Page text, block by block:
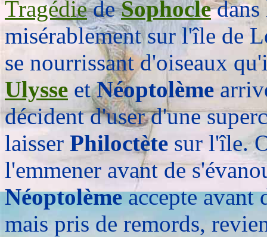
TragédiedeSophocledans
misérablement sur l'île de
se nourrissant d'oiseaux
Ulysse etNéoptolème
décident d'user d'une
laisser Philoctète sur l'île.
l'emmener avant de
Néoptolèmeaccepte avant
mais pris de remords,